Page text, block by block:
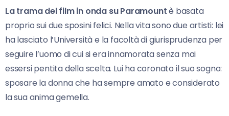
La trama del film in onda su Paramountè basata
proprio sui due sposini felici. Nella vita sono due artisti: lei
ha lasciato l’Università e la facoltà di giurisprudenza per
seguire l’uomo di cui si era innamorata senza mai
essersi pentita della scelta. Lui ha coronato il suo sogno:
sposare la donna che ha sempre amato e considerato
la sua anima gemella.